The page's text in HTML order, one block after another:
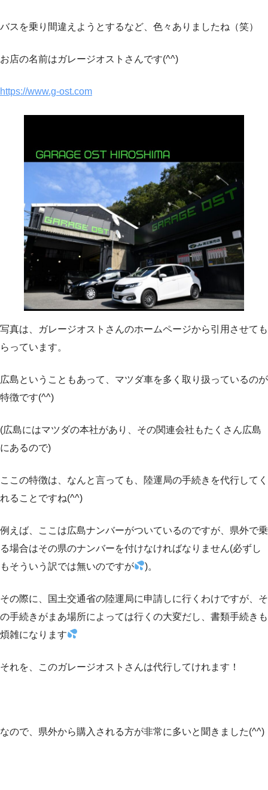
バスを乗り間違えようとするなど、色々ありましたね（笑）
お店の名前はガレージオストさんです(^^)
https://www.g-ost.com
写真は、ガレージオストさんのホームページから引用させても
らっています。
広島ということもあって、マツダ車を多く取り扱っているのが
特徴です(^^)
(広島にはマツダの本社があり、その関連会社もたくさん広島
にあるので)
ここの特徴は、なんと言っても、陸運局の手続きを代行してく
れることですね(^^)
例えば、ここは広島ナンバーがついているのですが、県外で乗
る場合はその県のナンバーを付けなければなりません(必ずし
もそういう訳では無いのですが
)。
その際に、国土交通省の陸運局に申請しに行くわけですが、そ
の手続きがまあ場所によっては行くの大変だし、書類手続きも
煩雑になります
それを、このガレージオストさんは代行してけれます！
なので、県外から購入される方が非常に多いと聞きました(^^)